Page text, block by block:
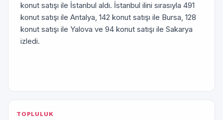
konut satışı ile İstanbul aldı. İstanbul ilini sırasıyla 491
konut satışı ile Antalya, 142 konut satışı ile Bursa, 128
konut satışı ile Yalova ve 94 konut satışı ile Sakarya
izledi.
TOPLULUK